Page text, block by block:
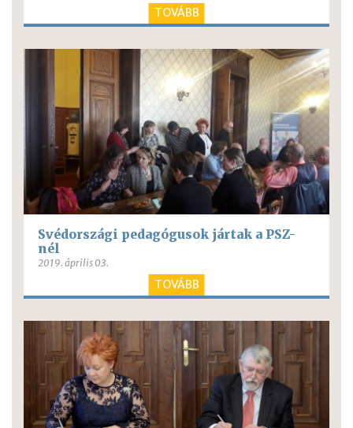
TOVÁBB
Svédországi pedagógusok jártak a PSZ-
nél
2019. április 03.
TOVÁBB